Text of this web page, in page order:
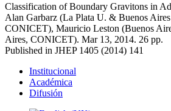
Classification of Boundary Gravitons in
Alan Garbarz (La Plata U. & Buenos
CONICET), Mauricio Leston (Buenos
Aires, CONICET). Mar 13, 2014. 26 pp.
Published in JHEP 1405 (2014) 141
Institucional
Académica
Difusión